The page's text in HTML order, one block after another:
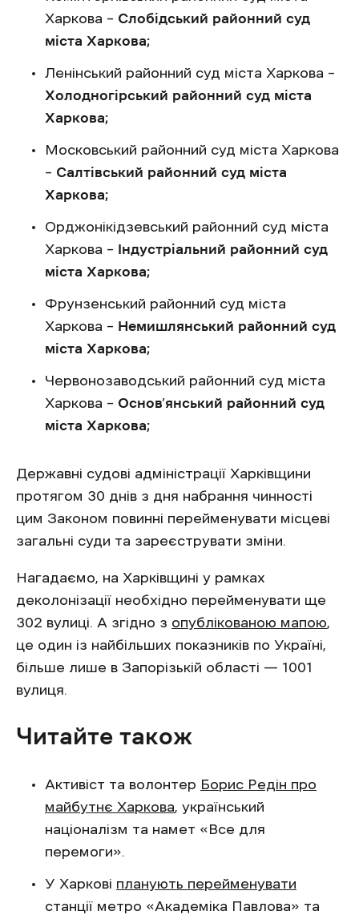
Харкова – Слобідський районний суд
міста Харкова;
Ленінський районний суд міста Харкова –
Холодногірський районний суд міста
Харкова;
Московський районний суд міста Харкова
– Салтівський районний суд міста
Харкова;
Орджонікідзевський районний суд міста
Харкова – Індустріальний районний суд
міста Харкова;
Фрунзенський районний суд міста
Харкова – Немишлянський районний суд
міста Харкова;
Червонозаводський районний суд міста
Харкова – Основ’янський районний суд
міста Харкова;
Державні судові адміністрації Харківщини
протягом 30 днів з дня набрання чинності
цим Законом повинні перейменувати місцеві
загальні суди та зареєструвати зміни.
Нагадаємо, на Харківщині у рамках
деколонізації необхідно перейменувати ще
302 вулиці. А згідно з опублікованою мапою,
це один із найбільших показників по Україні,
більше лише в Запорізькій області — 1001
вулиця.
Читайте також
Активіст та волонтер Борис Редін про
майбутнє Харкова, український
націоналізм та намет «Все для
перемоги».
У Харкові планують перейменувати
станції метро ‎«Академіка Павлова‎» та